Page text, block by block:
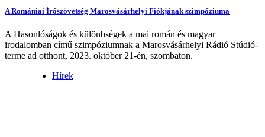
A Romániai Írószövetség Marosvásárhelyi Fiókjának szimpóziuma
A Hasonlóságok és különbségek a mai román és magyar
irodalomban című szimpóziumnak a Marosvásárhelyi Rádió Stúdió-
terme ad otthont, 2023. október 21-én, szombaton.
Hírek